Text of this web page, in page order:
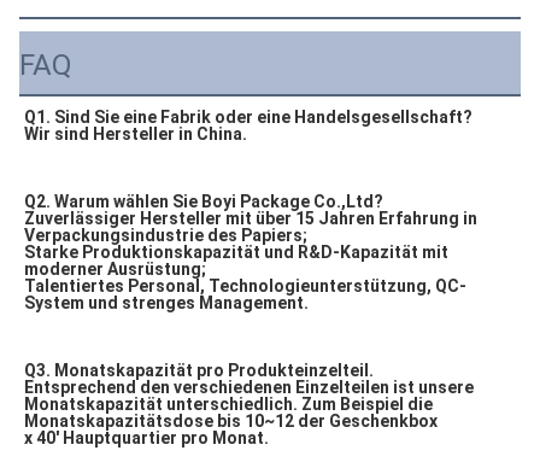
FAQ
Q1. Sind Sie eine Fabrik oder eine Handelsgesellschaft?
Wir sind Hersteller in China.
Q2. Warum wählen Sie Boyi Package Co.,Ltd?
Zuverlässiger Hersteller mit über 15 Jahren Erfahrung in
Verpackungsindustrie des Papiers;
Starke Produktionskapazität und R&D-Kapazität mit
moderner Ausrüstung;
Talentiertes Personal, Technologieunterstützung, QC-
System und strenges Management.
Q3. Monatskapazität pro Produkteinzelteil.
Entsprechend den verschiedenen Einzelteilen ist unsere
Monatskapazität unterschiedlich. Zum Beispiel die
Monatskapazitätsdose bis 10~12 der Geschenkbox
x 40' Hauptquartier pro Monat.